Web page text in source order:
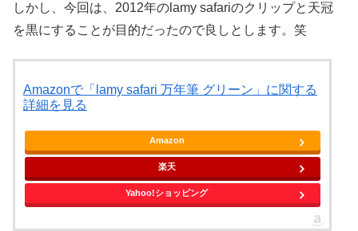
しかし、今回は、2012年のlamy safariのクリップと天冠
を黒にすることが目的だったので良しとします。笑
Amazonで「lamy safari 万年筆 グリーン」に関する
詳細を見る
Amazon
楽天
Yahoo!ショッピング